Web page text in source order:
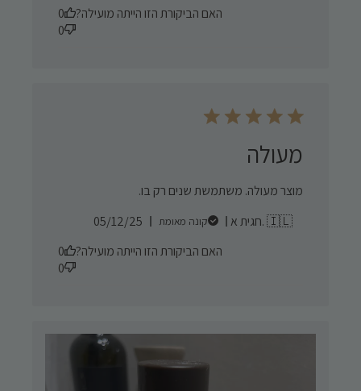
האם הביקורת הזו הייתה מועילה?
0
0
מעולה
מוצר מעולה. משתמשת שנים רק בו.
חגית א. 🇮🇱
קונה מאומתPublished
05/12/25
האם הביקורת הזו הייתה מועילה?
0
0